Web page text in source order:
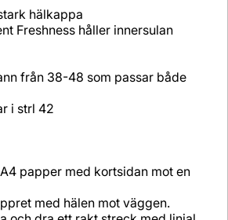
hälkappa
Freshness håller innersulan
från 38-48 som passar både
i strl 42
papper med kortsidan mot en
med hälen mot väggen.